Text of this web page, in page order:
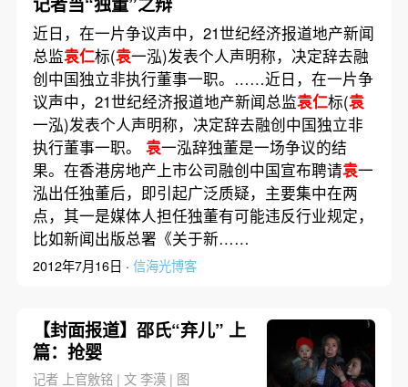
近日，在一片争议声中，21世纪经济报道地产新闻
总监袁仁标(袁一泓)发表个人声明称，决定辞去融
创中国独立非执行董事一职。……近日，在一片争
议声中，21世纪经济报道地产新闻总监袁仁标(袁
一泓)发表个人声明称，决定辞去融创中国独立非
执行董事一职。 袁一泓辞独董是一场争议的结
果。在香港房地产上市公司融创中国宣布聘请袁一
泓出任独董后，即引起广泛质疑，主要集中在两
点，其一是媒体人担任独董有可能违反行业规定，
比如新闻出版总署《关于新……
2012年7月16日 · 信海光博客
【封面报道】邵氏“弃儿” 上
篇：抢婴
记者 上官敫铭 | 文 李漠 | 图